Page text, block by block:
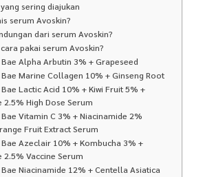
sering diajukan
serum Avoskin?
dari serum Avoskin?
pakai serum Avoskin?
Bae Alpha Arbutin 3% + Grapeseed
Bae Marine Collagen 10% + Ginseng Root
Lactic Acid 10% + Kiwi Fruit 5% +
2.5% High Dose Serum
Bae Vitamin C 3% + Niacinamide 2%
Fruit Extract Serum
Bae Azeclair 10% + Kombucha 3% +
2.5% Vaccine Serum
Bae Niacinamide 12% + Centella Asiatica